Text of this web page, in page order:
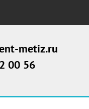
metiz.ru
00 56